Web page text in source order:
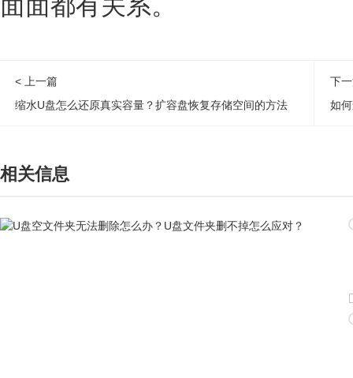
< 上一篇
缩水U盘怎么还原真实容量？扩容盘恢复存储空间的方法
下
如
相关信息